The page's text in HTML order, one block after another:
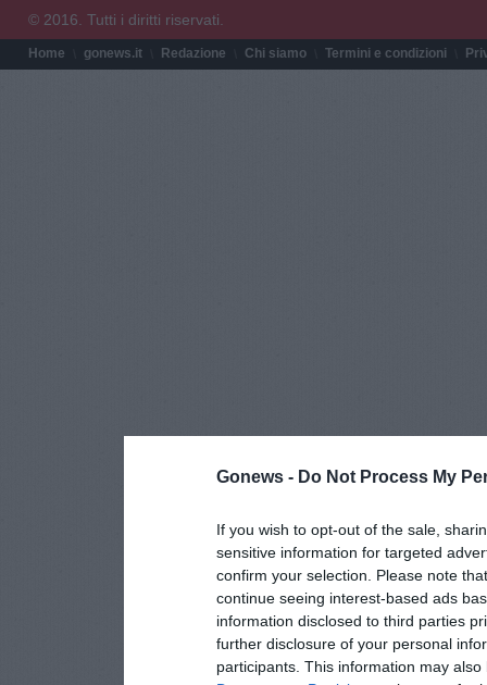
Gonews - Do Not Process My
If you wish to opt-out of the sale,
sensitive information for targeted
confirm your selection. Please note
continue seeing interest-based ads
information disclosed to third parties
further disclosure of your personal
participants. This information may
© 2016. Tutti i diritti riservati.
Home gonews.it Redazione Chi siamo Termini e condizioni